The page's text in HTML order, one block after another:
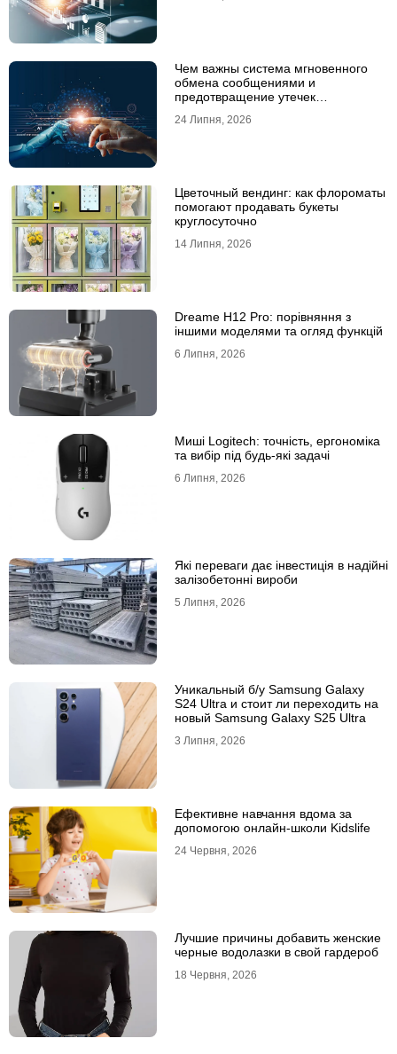
Чем важны система мгновенного
обмена сообщениями и
предотвращение утечек
24 Липня, 2026
Цветочный вендинг: как флороматы
помогают продавать букеты
круглосуточно
14 Липня, 2026
Dreame H12 Pro: порівняння з
іншими моделями та огляд функцій
6 Липня, 2026
Миші Logitech: точність, ергономіка
та вибір під будь-які задачі
6 Липня, 2026
Які переваги дає інвестиція в надійні
залізобетонні вироби
5 Липня, 2026
Уникальный б/у Samsung Galaxy
S24 Ultra и стоит ли переходить на
новый Samsung Galaxy S25 Ultra
3 Липня, 2026
Ефективне навчання вдома за
допомогою онлайн-школи Kidslife
24 Червня, 2026
Лучшие причины добавить женские
черные водолазки в свой гардероб
18 Червня, 2026